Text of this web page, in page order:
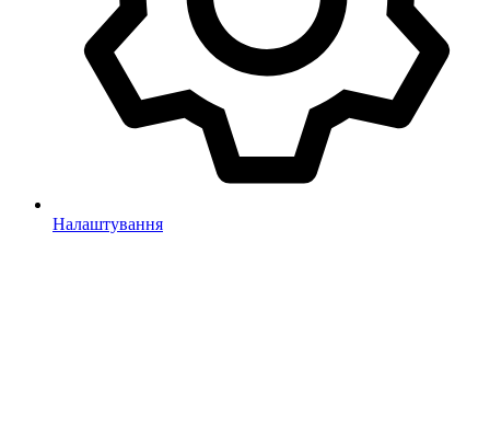
Налаштування